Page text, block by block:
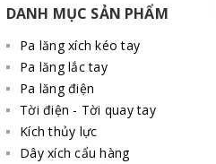
DANH MỤC SẢN PHẨM
Pa lăng xích kéo tay
Pa lăng lắc tay
Pa lăng điện
Tời điện - Tời quay tay
Kích thủy lực
Dây xích cẩu hàng